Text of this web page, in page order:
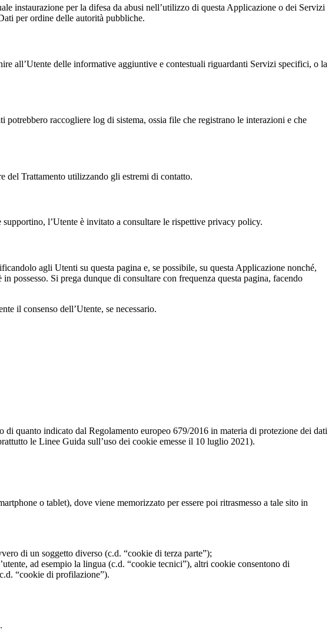
instaurazione per la difesa da abusi nell’utilizzo di questa Applicazione o dei Servizi
per ordine delle autorità pubbliche.
all’Utente delle informative aggiuntive e contestuali riguardanti Servizi specifici, o la
raccogliere log di sistema, ossia file che registrano le interazioni e che
del Trattamento utilizzando gli estremi di contatto.
l’Utente è invitato a consultare le rispettive privacy policy.
agli Utenti su questa pagina e, se possibile, su questa Applicazione nonché,
Si prega dunque di consultare con frequenza questa pagina, facendo
il consenso dell’Utente, se necessario.
quanto indicato dal Regolamento europeo 679/2016 in materia di protezione dei dati
le Linee Guida sull’uso dei cookie emesse il 10 luglio 2021).
o tablet), dove viene memorizzato per essere poi ritrasmesso a tale sito in
di un soggetto diverso (c.d. “cookie di terza parte”);
ad esempio la lingua (c.d. “cookie tecnici”), altri cookie consentono di
“cookie di profilazione”).